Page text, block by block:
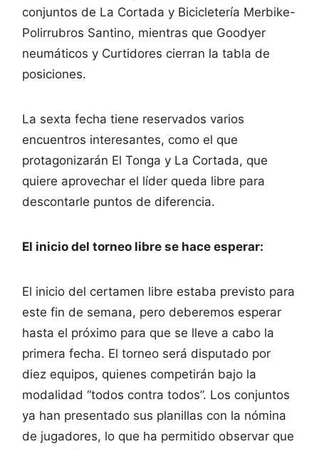
conjuntos de La Cortada y Bicicletería Merbike-
Polirrubros Santino, mientras que Goodyer
neumáticos y Curtidores cierran la tabla de
posiciones.
La sexta fecha tiene reservados varios
encuentros interesantes, como el que
protagonizarán El Tonga y La Cortada, que
quiere aprovechar el líder queda libre para
descontarle puntos de diferencia.
El inicio del torneo libre se hace esperar:
El inicio del certamen libre estaba previsto para
este fin de semana, pero deberemos esperar
hasta el próximo para que se lleve a cabo la
primera fecha. El torneo será disputado por
diez equipos, quienes competirán bajo la
modalidad “todos contra todos”. Los conjuntos
ya han presentado sus planillas con la nómina
de jugadores, lo que ha permitido observar que